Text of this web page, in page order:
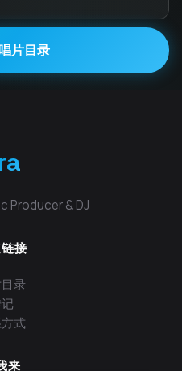
片目录
Producer & DJ
接
录
式
来